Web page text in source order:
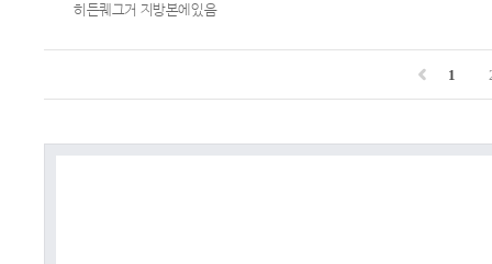
히든퀘그거 지방본에있음
1